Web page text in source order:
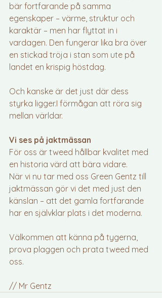
bär fortfarande på samma
egenskaper – värme, struktur och
karaktär – men har flyttat in i
vardagen. Den fungerar lika bra över
en stickad tröja i stan som ute på
landet en krispig höstdag.
Och kanske är det just där dess
styrka ligger.I förmågan att röra sig
mellan världar.
Vi ses på jaktmässan
För oss är tweed hållbar kvalitet med
en historia värd att bära vidare.
När vi nu tar med oss Green Gentz till
jaktmässan gör vi det med just den
känslan – att det gamla fortfarande
har en självklar plats i det moderna.
Välkommen att känna på tygerna,
prova plaggen och prata tweed med
oss.
// Mr Gentz